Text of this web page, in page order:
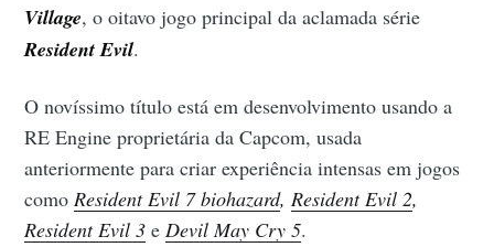
Village, o oitavo jogo principal da aclamada série
Resident Evil.
O novíssimo título está em desenvolvimento usando a
RE Engine proprietária da Capcom, usada
anteriormente para criar experiência intensas em jogos
comoResident Evil 7 biohazard,Resident Evil 2,
Resident Evil 3 e Devil May Cry 5.